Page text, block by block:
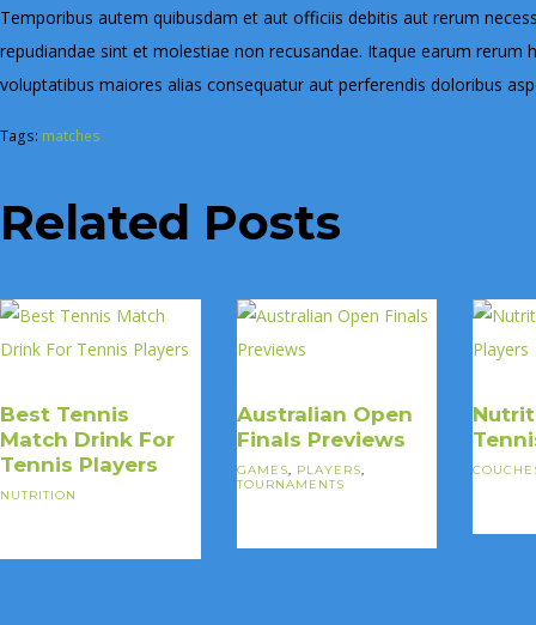
Temporibus autem quibusdam et aut officiis debitis aut rerum
repudiandae sint et molestiae non recusandae. Itaque earum rerum
voluptatibus maiores alias consequatur aut perferendis doloribus
Tags: matches
Related Posts
Best Tennis
Match Drink For
Tennis Players
NUTRITION
Australian Open
Finals Previews
GAMES, PLAYERS,
TOURNAMENTS